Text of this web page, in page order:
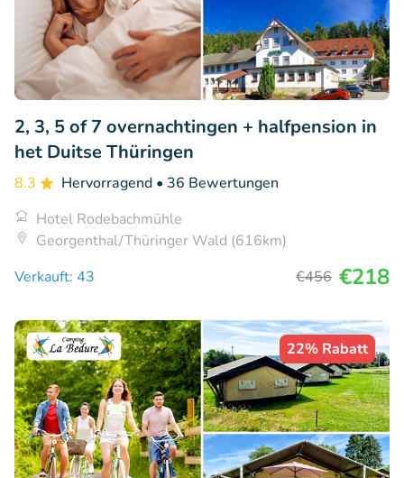
2, 3, 5 of 7 overnachtingen + halfpension in
het Duitse Thüringen
8.3 Hervorragend • 36 Bewertungen
Hotel Rodebachmühle
Georgenthal/Thüringer Wald (616km)
Verkauft: 43
€456 €218
22% Rabatt